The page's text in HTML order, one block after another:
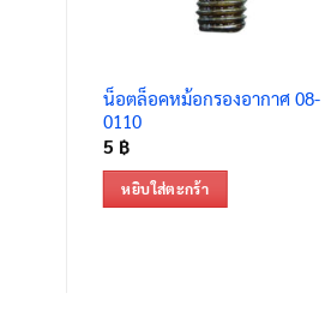
น็อตล็อคหม้อกรองอากาศ 08-
0110
5 ฿
หยิบใส่ตะกร้า